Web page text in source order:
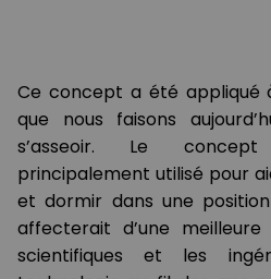
Ce concept a été appliqué
que nous faisons
s’asseoir. Le
principalement utilisé pour
et dormir dans une
affecterait d’une
scientifiques et les